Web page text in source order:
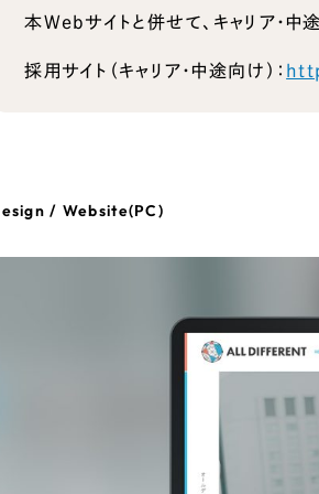
本Webサイトと併せて、キャリア・
採用サイト（キャリア・中途向け）：
/ Website(PC)